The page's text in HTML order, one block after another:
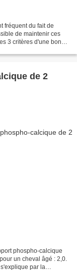
fréquent du fait de
de maintenir ces
3 critères d'une bonne
de 2
phospho-calcique
un cheval âgé : 2,0.
par la